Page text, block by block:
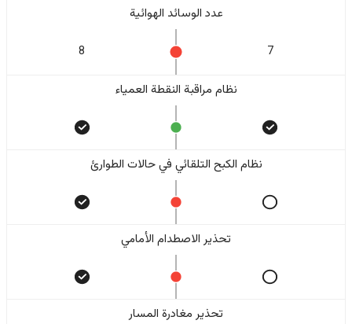
عدد الوسائد الهوائية
7
8
نظام مراقبة النقطة العمياء
نظام الكبح التلقائي في حالات الطوارئ
تحذير الاصطدام الأمامي
تحذير مغادرة المسار